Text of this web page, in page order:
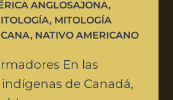
ANGLOSAJONA,
, MITOLOGÍA
, NATIVO AMERICANO
En las
de Canadá,